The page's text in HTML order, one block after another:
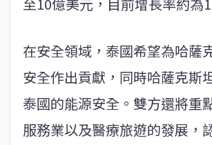
在安全領域，泰國希望為哈薩
安全作出貢獻，同時哈薩克斯
泰國的能源安全。雙方還將重
服務業以及醫療旅遊的發展，